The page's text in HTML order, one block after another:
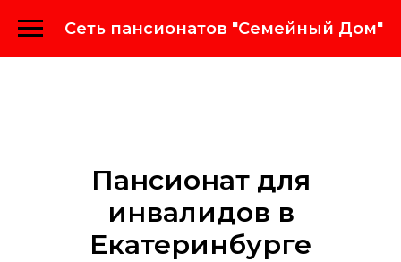
Сеть пансионатов "Семейный Дом"
Пансионат для
инвалидов в
Екатеринбурге